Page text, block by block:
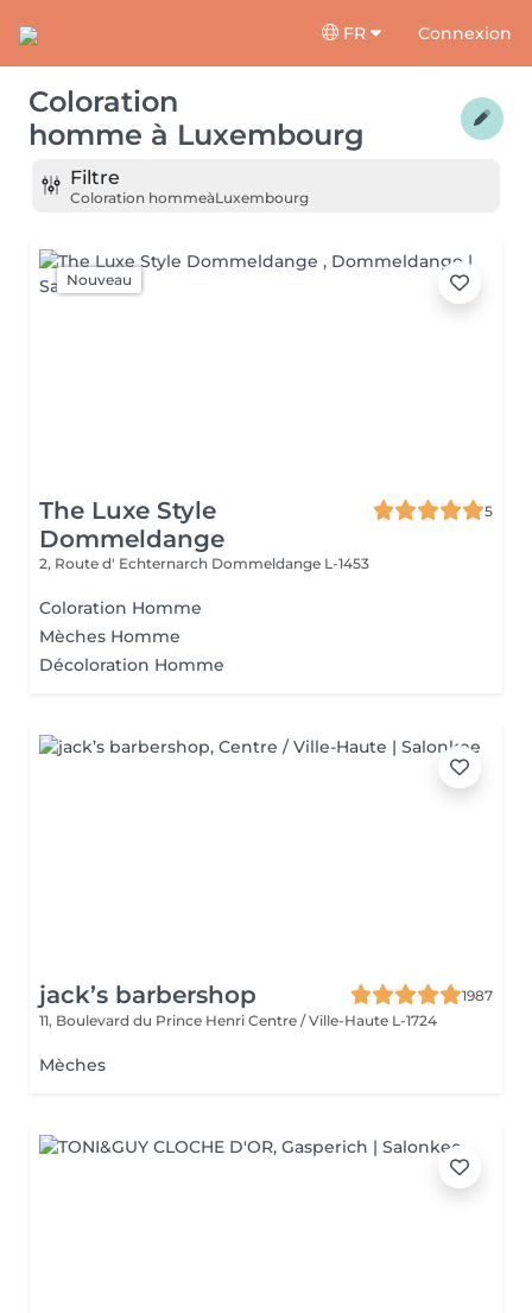
FR Connexion
Coloration
homme à Luxembourg
Filtre
Coloration hommeàLuxembourg
Nouveau
The Luxe Style
Dommeldange
5
2, Route d' Echternarch Dommeldange L-1453
Coloration Homme
Mèches Homme
Décoloration Homme
jack’s barbershop
1987
11, Boulevard du Prince Henri Centre / Ville-Haute L-1724
Mèches